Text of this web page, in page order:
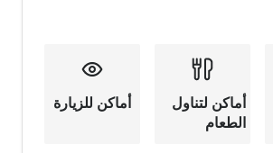
أماكن لتناول
الطعام
أماكن للزيارة